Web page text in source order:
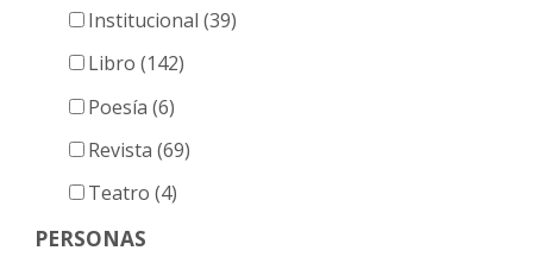
Institucional (39)
Libro (142)
Poesía (6)
Revista (69)
Teatro (4)
PERSONAS